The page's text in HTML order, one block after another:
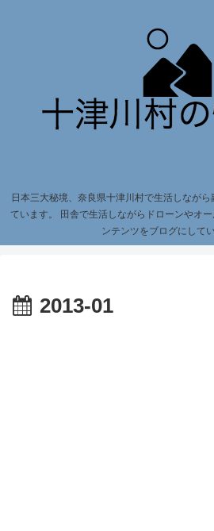
日本三大秘境、奈良県十津川村で生活しなが
ています。 田舎で生活しながらドローンやオ
ンテンツをブログにしてい
2013-01